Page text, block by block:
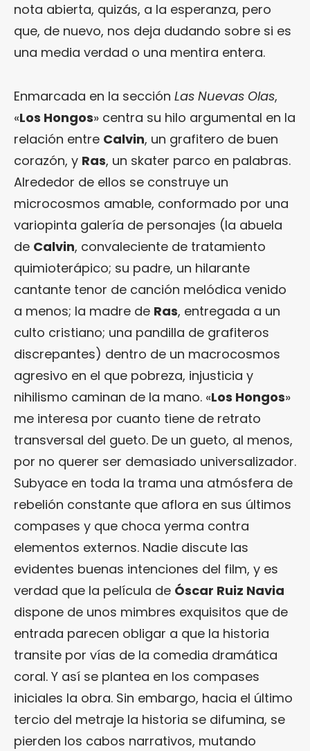
nota abierta, quizás, a la esperanza, pero
que, de nuevo, nos deja dudando sobre si es
una media verdad o una mentira entera.
Enmarcada en la sección Las Nuevas Olas,
«Los Hongos» centra su hilo argumental en la
relación entre Calvin, un grafitero de buen
corazón, y Ras, un skater parco en palabras.
Alrededor de ellos se construye un
microcosmos amable, conformado por una
variopinta galería de personajes (la abuela
de Calvin, convaleciente de tratamiento
quimioterápico; su padre, un hilarante
cantante tenor de canción melódica venido
a menos; la madre de Ras, entregada a un
culto cristiano; una pandilla de grafiteros
discrepantes) dentro de un macrocosmos
agresivo en el que pobreza, injusticia y
nihilismo caminan de la mano. «Los Hongos»
me interesa por cuanto tiene de retrato
transversal del gueto. De un gueto, al menos,
por no querer ser demasiado universalizador.
Subyace en toda la trama una atmósfera de
rebelión constante que aflora en sus últimos
compases y que choca yerma contra
elementos externos. Nadie discute las
evidentes buenas intenciones del film, y es
verdad que la película de Óscar Ruiz Navia
dispone de unos mimbres exquisitos que de
entrada parecen obligar a que la historia
transite por vías de la comedia dramática
coral. Y así se plantea en los compases
iniciales la obra. Sin embargo, hacia el último
tercio del metraje la historia se difumina, se
pierden los cabos narrativos, mutando